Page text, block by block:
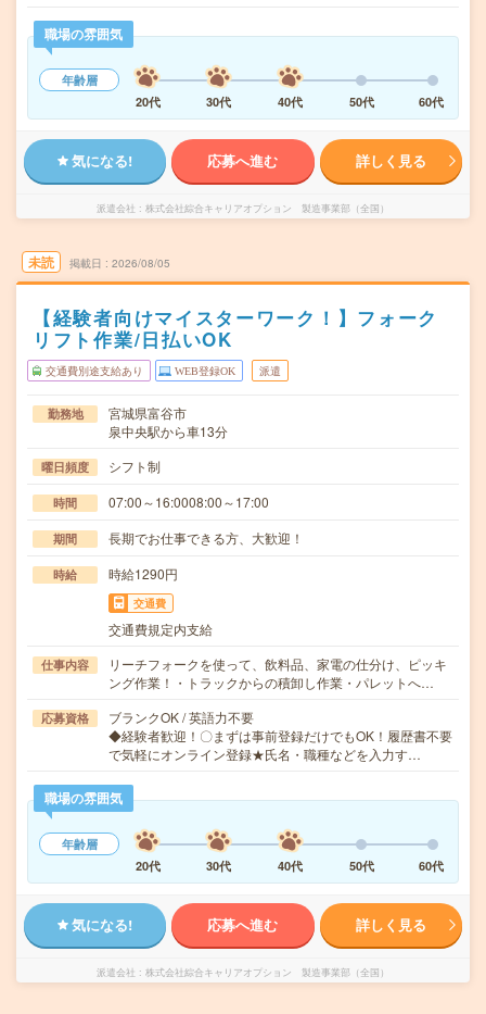
職場の雰囲気
年齢層
20代
30代 40代 50代 60代
気になる! 応募へ進む 詳しく見る
派遣会社 株式会社綜合キャリアオプション 製造事業部（全国）
未読 掲載日 2026/08/05
【経験者向けマイスターワーク！】フォーク
リフト作業/日払いOK
交通費別途支給あり WEB登録OK 派遣
勤務地
宮城県富谷市
泉中央駅から車13分
曜日頻度 シフト制
時間 07:00～16:0008:00～17:00
期間 長期でお仕事できる方、大歓迎！
時給 時給1290円
交通費
交通費規定内支給
仕事内容
リーチフォークを使って、飲料品、家電の仕分け、ピッキ
ング作業！・トラックからの積卸し作業・パレットへ…
応募資格
ブランクOK / 英語力不要
◆経験者歓迎！〇まずは事前登録だけでもOK！履歴書不要
で気軽にオンライン登録★氏名・職種などを入力す…
職場の雰囲気
年齢層
20代
30代 40代 50代 60代
気になる! 応募へ進む 詳しく見る
派遣会社 株式会社綜合キャリアオプション 製造事業部（全国）